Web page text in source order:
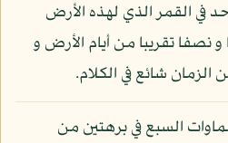
في القمر الذي لهذه الأرض
تقريبا من أيام الأرض و
الزمان شائع في الكلام.
السبع في برهتين من